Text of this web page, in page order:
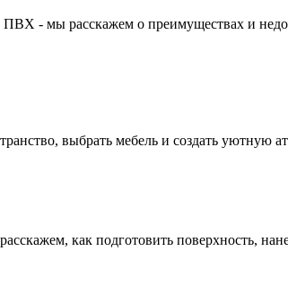
- мы расскажем о преимуществах и
выбрать мебель и создать уютную
как подготовить поверхность,